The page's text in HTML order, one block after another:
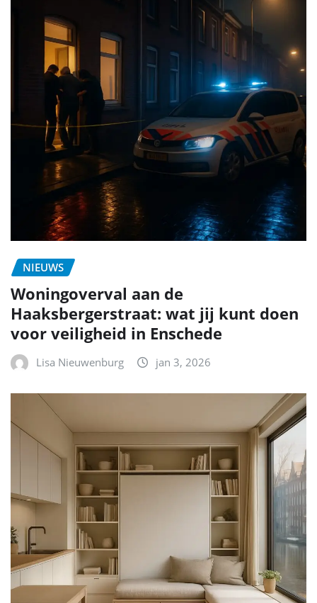
NIEUWS
Woningoverval aan de
Haaksbergerstraat: wat jij kunt doen
voor veiligheid in Enschede
Lisa Nieuwenburg jan 3, 2026